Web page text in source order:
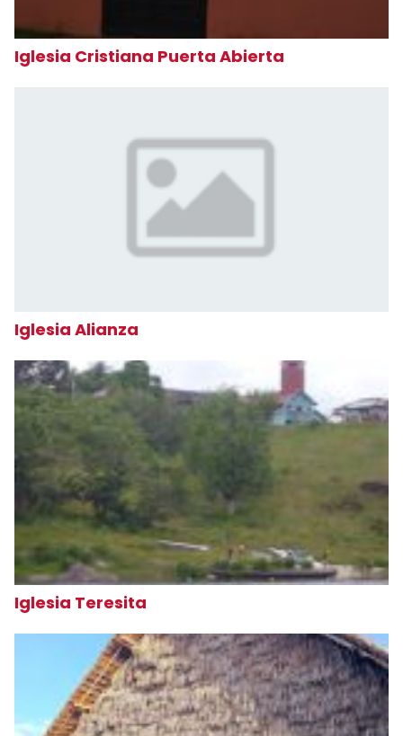
Iglesia Cristiana Puerta Abierta
Iglesia Alianza
Iglesia Teresita